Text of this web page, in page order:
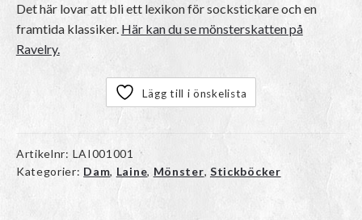
Det här lovar att bli ett lexikon för sockstickare och en
framtida klassiker. Här kan du se mönsterskatten på
Ravelry.
Lägg till i önskelista
Artikelnr: LAI001001
Kategorier: Dam, Laine, Mönster, Stickböcker